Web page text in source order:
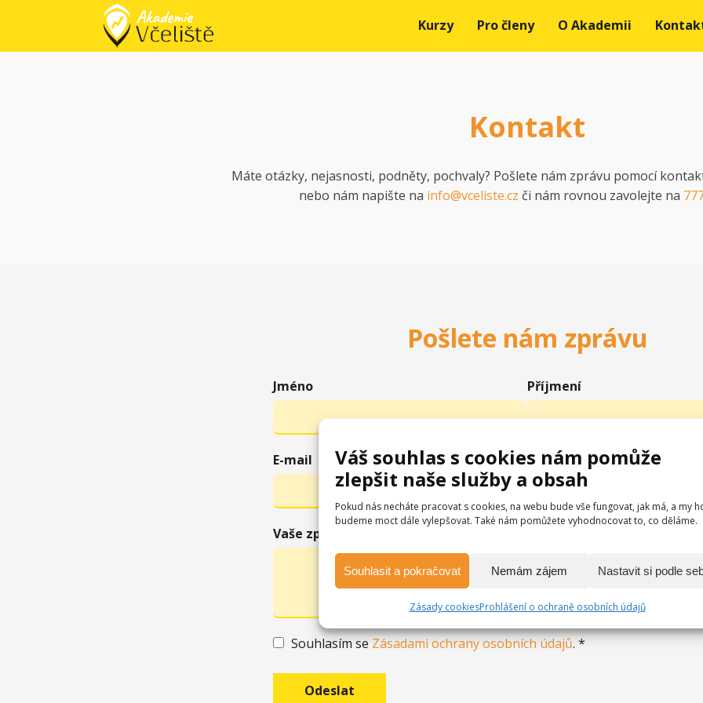
Váš souhlas s cookies nám pomůže
zlepšit naše služby a obsah
Pokud nás necháte pracovat s cookies, na webu bude vše fungovat, jak má, a my
budeme moct dále vylepšovat. Také nám pomůžete vyhodnocovat to, co děláme.
Souhlasit a pokračovat Nemám zájem Nastavit si podle
Zásady cookiesProhlášení o ochraně osobních údajů
Kurzy Pro členy O Akademii
Kontakt
Máte otázky, nejasnosti, podněty, pochvaly? Pošlete nám zprávu pomocí
nebo nám napište na info@vceliste.cz či nám rovnou zavolejte na
Pošlete nám zprávu
Jméno Příjmení
E-mail
Vaše zpráva
Souhlasím se Zásadami ochrany osobních údajů. *
Odeslat